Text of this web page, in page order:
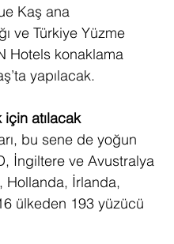
Kaş ana
ve Türkiye Yüzme
Hotels konaklama
yapılacak.
atılacak
bu sene de yoğun
İngiltere ve Avustralya
Hollanda, İrlanda,
ülkeden 193 yüzücü